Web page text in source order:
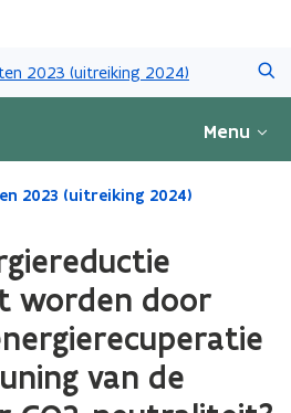
en
naar
gaan
2023 (uitreiking 2024)
Menu
2023 (uitreiking 2024)
worden door
van de